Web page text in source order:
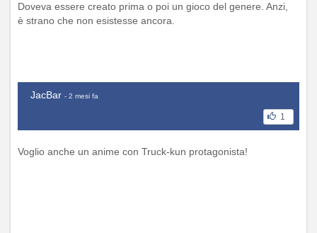
Doveva essere creato prima o poi un gioco del genere. Anzi,
è strano che non esistesse ancora.
JacBar - 2 mesi fa
1
Voglio anche un anime con Truck-kun protagonista!